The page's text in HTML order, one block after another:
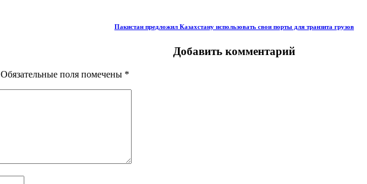
Пакистан предложил Казахстану использовать свои порты для транзита грузов
Добавить комментарий
Обязательные поля помечены *